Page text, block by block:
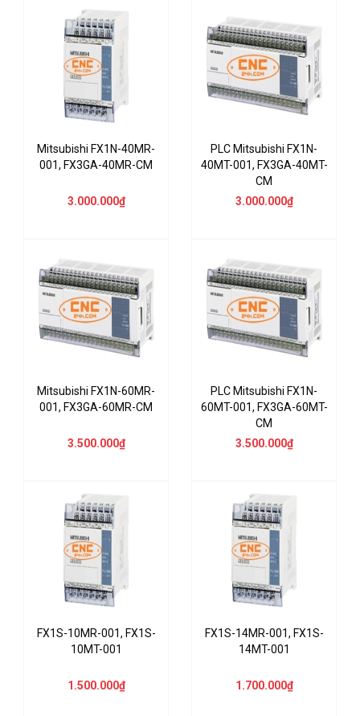
Mitsubishi FX1N-40MR-
001, FX3GA-40MR-CM
3.000.000₫
PLC Mitsubishi FX1N-
40MT-001, FX3GA-40MT-
CM
3.000.000₫
Mitsubishi FX1N-60MR-
001, FX3GA-60MR-CM
3.500.000₫
PLC Mitsubishi FX1N-
60MT-001, FX3GA-60MT-
CM
3.500.000₫
FX1S-10MR-001, FX1S-
10MT-001
1.500.000₫
FX1S-14MR-001, FX1S-
14MT-001
1.700.000₫